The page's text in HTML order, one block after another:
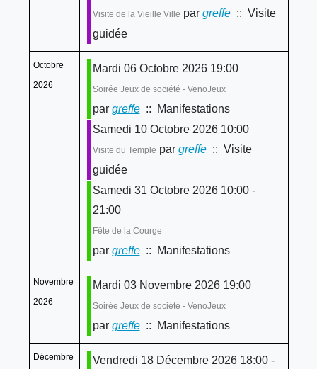
Visite de la Vieille Ville par greffe:: Visite
guidée
Octobre
2026
Mardi 06 Octobre 2026 19:00
Soirée Jeux de société - VenoJeux
par greffe:: Manifestations
Samedi 10 Octobre 2026 10:00
Visite du Temple par greffe:: Visite
guidée
Samedi 31 Octobre 2026 10:00 -
21:00
Fête de la Courge
par greffe:: Manifestations
Novembre
2026
Mardi 03 Novembre 2026 19:00
Soirée Jeux de société - VenoJeux
par greffe:: Manifestations
Décembre
Vendredi 18 Décembre 2026 18:00 -